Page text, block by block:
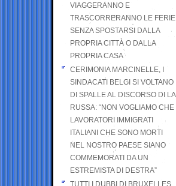
VIAGGERANNO E
TRASCORRERANNO LE FERIE
SENZA SPOSTARSI DALLA
PROPRIA CITTÀ O DALLA
PROPRIA CASA
CERIMONIA MARCINELLE, I
SINDACATI BELGI SI VOLTANO
DI SPALLE AL DISCORSO DI LA
RUSSA: “NON VOGLIAMO CHE
LAVORATORI IMMIGRATI
ITALIANI CHE SONO MORTI
NEL NOSTRO PAESE SIANO
COMMEMORATI DA UN
ESTREMISTA DI DESTRA”
TUTTI I DUBBI DI BRUXELLES